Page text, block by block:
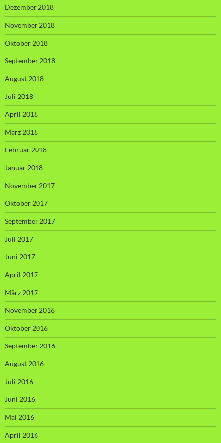
Dezember 2018
November 2018
Oktober 2018
September 2018
August 2018
Juli 2018
April 2018
März 2018
Februar 2018
Januar 2018
November 2017
Oktober 2017
September 2017
Juli 2017
Juni 2017
April 2017
März 2017
November 2016
Oktober 2016
September 2016
August 2016
Juli 2016
Juni 2016
Mai 2016
April 2016